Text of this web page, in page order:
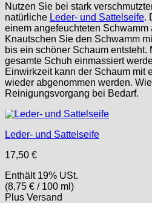
Nutzen Sie bei stark
natürliche Leder- und Sattelseife.
einem angefeuchteten Schwamm
Knautschen Sie den Schwamm
bis ein schöner Schaum entsteht.
gesamte Schuh einmassiert
Einwirkzeit kann der Schaum mit
wieder abgenommen werden.
Reinigungsvorgang bei Bedarf.
Leder- und Sattelseife
17,50 €
Enthält 19% USt.
(8,75 € / 100 ml)
Plus Versand